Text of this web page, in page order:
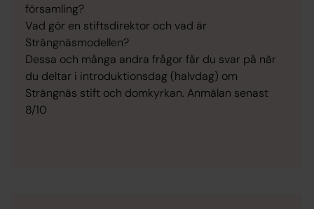
församling?
Vad gör en stiftsdirektor och vad är
Strängnäsmodellen?
Dessa och många andra frågor får du svar på när
du deltar i introduktionsdag (halvdag) om
Strängnäs stift och domkyrkan. Anmälan senast
8/10